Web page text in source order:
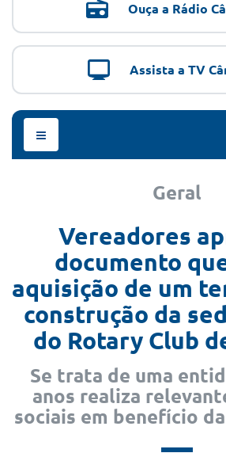
Ouça a Rádio
Assista a TV
Menu
de
Geral
Vereadores
documento
aquisição de um
construção da
do Rotary Club
Se trata de uma
anos realiza
sociais em benefício